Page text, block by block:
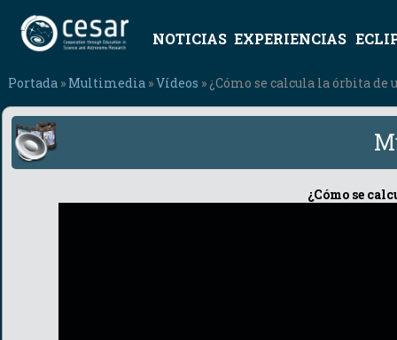
NOTICIAS EXPERIENCIAS
Portada » Multimedia »Vídeos » ¿Cómo se calcula la órbita de
¿Cómo se